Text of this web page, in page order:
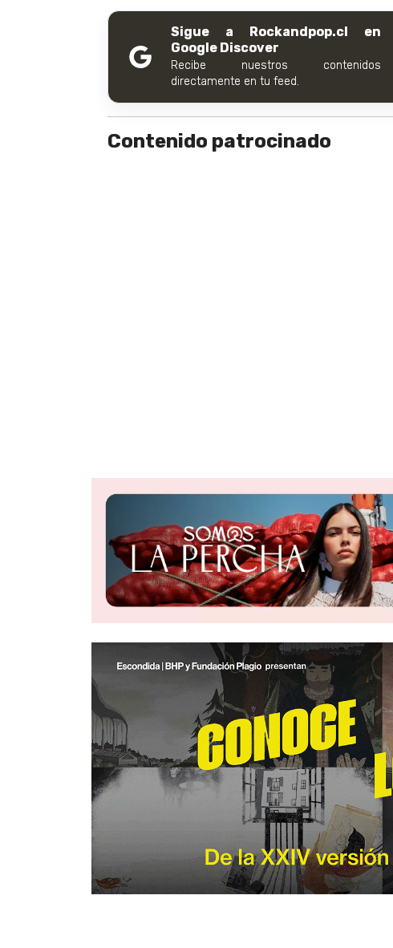
Sigue a Rockandpop.cl en
Google Discover
Recibe nuestros contenidos
directamente en tu feed.
Contenido patrocinado